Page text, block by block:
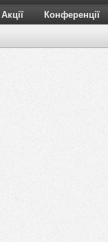
Акції Конференції